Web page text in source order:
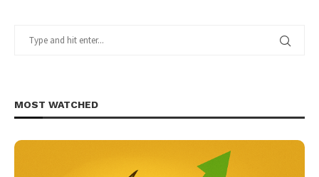
MOST WATCHED